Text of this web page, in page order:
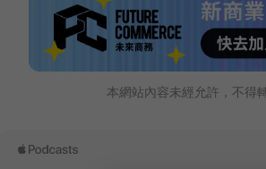
本網站內容未經允許，不得轉